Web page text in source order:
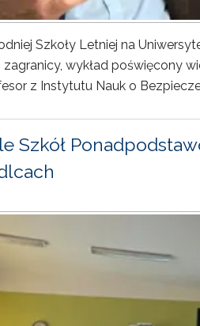
Szkoły Letniej na
wykład poświęcony
z Instytutu Nauk o
Szkół